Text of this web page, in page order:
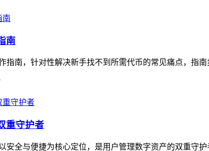
南
指南，针对性解决新手找不到所需代币的常见痛点，指
重守护者
安全与便捷为核心定位，是用户管理数字资产的双重守